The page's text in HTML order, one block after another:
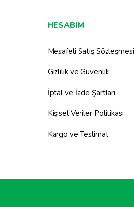
HESABIM
Mesafeli Satış Sözleşmesi
Gizlilik ve Güvenlik
İptal ve İade Şartları
Kişisel Veriler Politikası
Kargo ve Teslimat